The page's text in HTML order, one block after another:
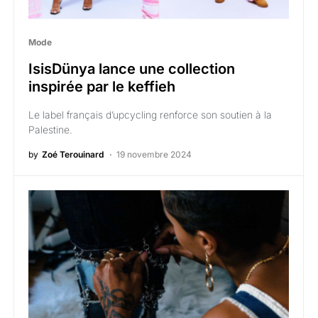
Mode
IsisDünya lance une collection
inspirée par le keffieh
Le label français d’upcycling renforce son soutien à la
Palestine.
by Zoé Terouinard 19 novembre 2024